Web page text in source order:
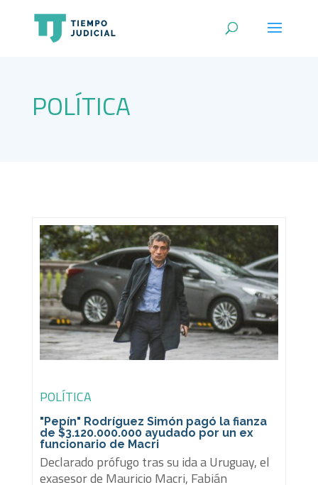
POLÍTICA
POLÍTICA
"Pepín" Rodríguez Simón pagó la fianza
de $3.120.000.000 ayudado por un ex
funcionario de Macri
Declarado prófugo tras su ida a Uruguay, el
exasesor de Mauricio Macri, Fabián